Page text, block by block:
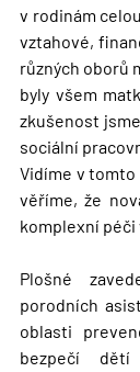
v rodinám
vztahové,
různých oborů
byly všem
sociální
Vidíme v
věříme, že
komplexní
Plošné
porodních
oblasti
bezpečí